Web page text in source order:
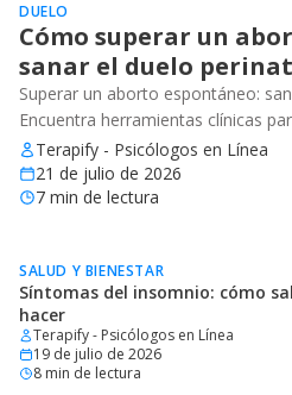
DUELO
Cómo superar un
sanar el duelo
Superar un aborto espontáneo:
Encuentra herramientas clínicas
recuperar tu bienestar emocional.
Terapify - Psicólogos en Línea
21 de julio de 2026
7 min de lectura
SALUD Y BIENESTAR
Síntomas del insomnio: cómo
hacer
Terapify - Psicólogos en Línea
19 de julio de 2026
8 min de lectura